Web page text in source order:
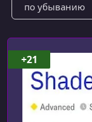
+21